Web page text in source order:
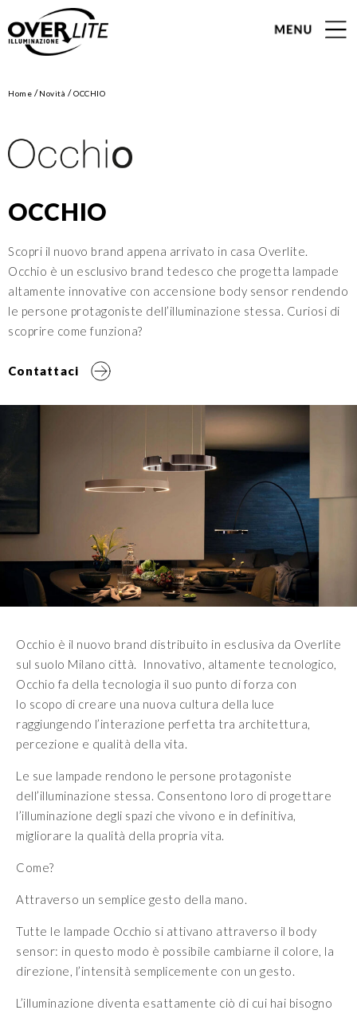
Home /Novità / OCCHIO
OCCHIO
Scopri il nuovo brand appena arrivato in casa Overlite.
Occhio è un esclusivo brand tedesco che progetta lampade
altamente innovative con accensione body sensor rendendo
le persone protagoniste dell’illuminazione stessa. Curiosi di
scoprire come funziona?
Contattaci
Occhio è il nuovo brand distribuito in esclusiva da Overlite
sul suolo Milano città. Innovativo, altamente tecnologico,
Occhio fa della tecnologia il suo punto di forza con
lo scopo di creare una nuova cultura della luce
raggiungendo l’interazione perfetta tra architettura,
percezione e qualità della vita.
Le sue lampade rendono le persone protagoniste
dell’illuminazione stessa. Consentono loro di progettare
l’illuminazione degli spazi che vivono e in definitiva,
migliorare la qualità della propria vita.
Come?
Attraverso un semplice gesto della mano.
Tutte le lampade Occhio si attivano attraverso il body
sensor: in questo modo è possibile cambiarne il colore, la
direzione, l’intensità semplicemente con un gesto.
L’illuminazione diventa esattamente ciò di cui hai bisogno